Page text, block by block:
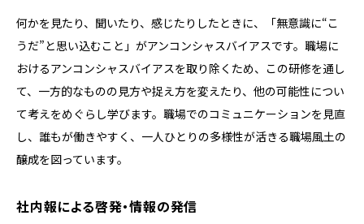
何かを⾒たり、聞いたり、感じたりしたときに、「無意識に“こ
うだ”と思い込むこと」がアンコンシャスバイアスです。職場に
おけるアンコンシャスバイアスを取り除くため、この研修を通し
て、⼀⽅的なものの⾒⽅や捉え⽅を変えたり、他の可能性につい
て考えをめぐらし学びます。職場でのコミュニケーションを⾒直
し、誰もが働きやすく、⼀⼈ひとりの多様性が活きる職場⾵⼟の
醸成を図っています。
社内報による啓発・情報の発信